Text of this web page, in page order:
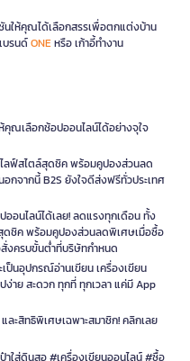
ให้คุณได้เลือกสรรเพื่อตกแต่งบ้าน
บรนด์ONEหรือ เก้าอี้ทำงาน
คุณเลือกช้อปออนไลน์ได้อย่างจุใจ
ไลฟ์สไตล์สุดชิค พร้อมคูปองส่วนลด
กจากนี้ B2S ยังใจดีส่งฟรีทั่วประเทศ
อนไลน์ได้เลย! ลดแรงทุกเดือน ทั้ง
ดชิค พร้อมคูปองส่วนลดพิเศษเมื่อซื้อ
สั่งครบขั้นต่ำที่บริษัทกำหนด
ป็นอุปกรณ์อ่านเขียน เครื่องเขียน
าย สะดวก ทุกที่ ทุกเวลา แค่มี App
ละสิทธิพิเศษเฉพาะสมาชิก! คลิกเลย
าใส่ดินสอ #เครื่องเขียนออนไลน์ #ซื้อ